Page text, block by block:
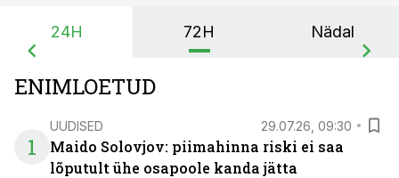
24H 72H Nädal
ENIMLOETUD
1
UUDISED 29.07.26, 09:30
Maido Solovjov: piimahinna riski ei saa
lõputult ühe osapoole kanda jätta